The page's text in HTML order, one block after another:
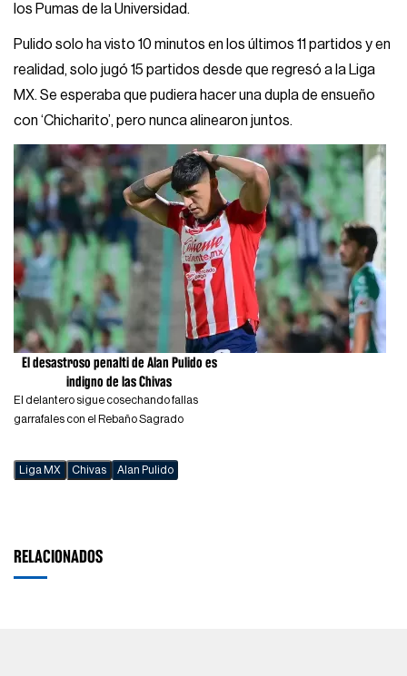
los Pumas de la Universidad.
Pulido solo ha visto 10 minutos en los últimos 11 partidos y en
realidad, solo jugó 15 partidos desde que regresó a la Liga
MX. Se esperaba que pudiera hacer una dupla de ensueño
con ‘Chicharito’, pero nunca alinearon juntos.
El desastroso penalti de Alan Pulido es
indigno de las Chivas
El delantero sigue cosechando fallas
garrafales con el Rebaño Sagrado
Liga MX Chivas Alan Pulido
RELACIONADOS